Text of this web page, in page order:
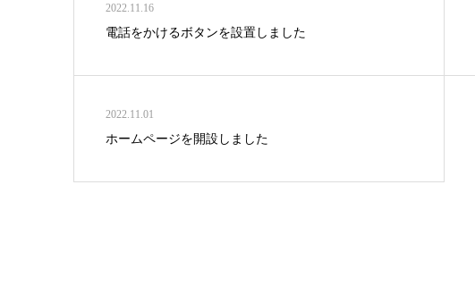
2022.11.16
電話をかけるボタンを設置しました
2022.11.01
ホームページを開設しました